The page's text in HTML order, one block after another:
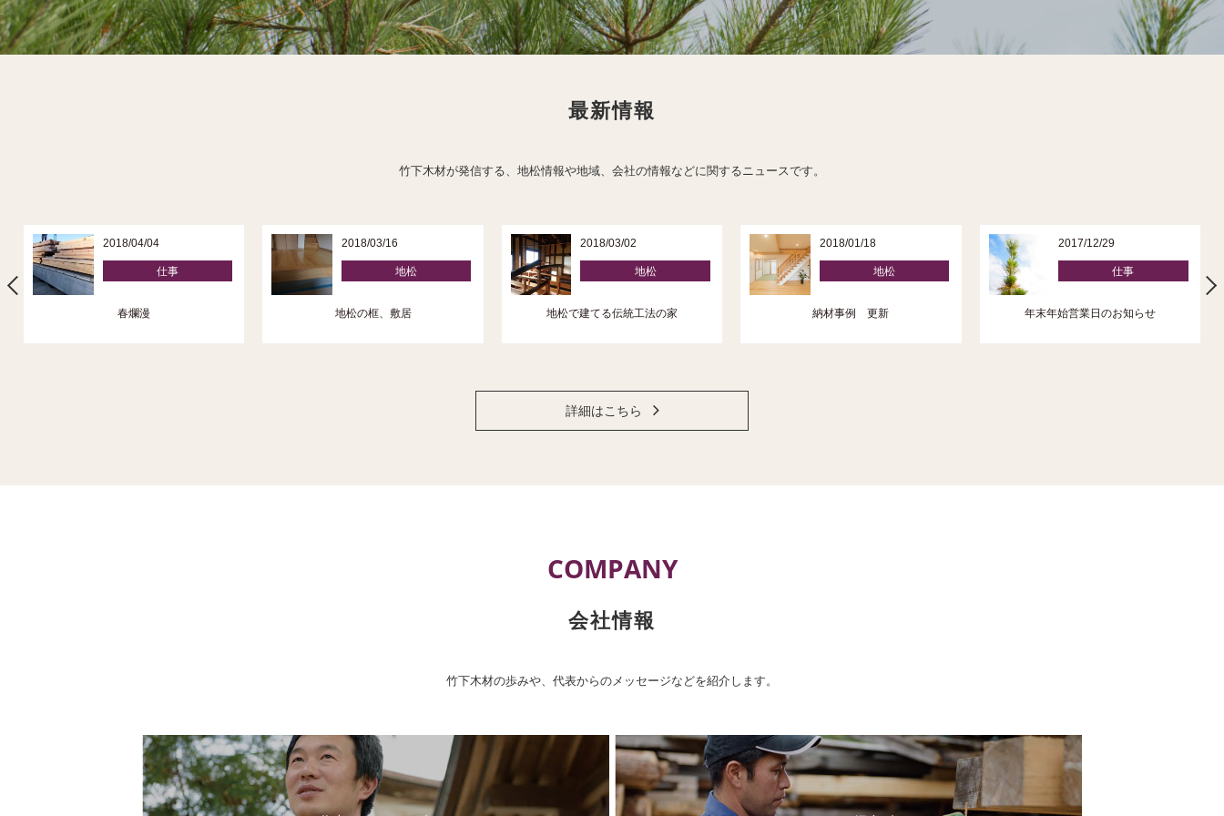
最新情報
竹下木材が発信する、地松情報や地域、会社の情報などに関するニュースです。
2018/04/04
仕事
春爛漫
2018/03/16
地松
地松の框、敷居
2018/03/02
地松
地松で建てる伝統工法の家
2018/01/18
地松
納材事例 更新
2017/12/29
仕事
年末年始営業日のお知らせ
詳細はこちら
COMPANY
会社情報
竹下木材の歩みや、代表からのメッセージなどを紹介します。